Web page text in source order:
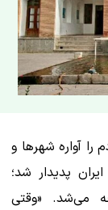
آواره شهرها و
پدیدار شد؛
می‌شد. «وقتی